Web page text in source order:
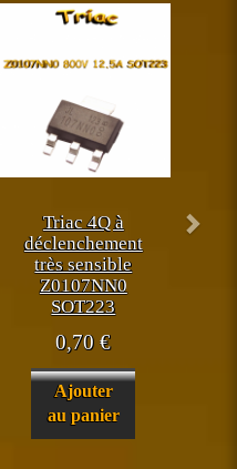
Triac 4Q à
déclenchement
très sensible
Z0107NN0
SOT223
0,70€
Ajouter
au panier